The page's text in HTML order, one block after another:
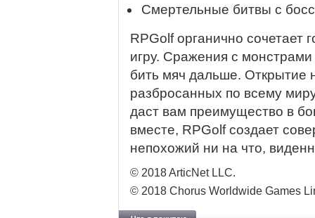
Смертельные битвы с
RPGolf органично
игру. Сражения с
бить мяч дальше. Открытие
разбросанных по всему
даст вам преимущество в
вместе, RPGolf создает
непохожий ни на что,
© 2018 ArticNet LLC.
© 2018 Chorus Worldwide Games